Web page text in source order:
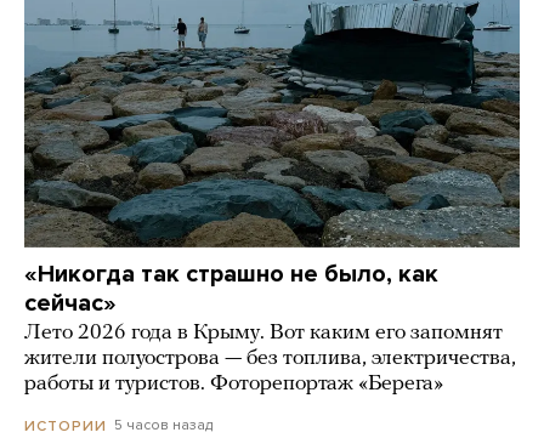
«Никогда так страшно не было, как
сейчас»
Лето 2026 года в Крыму. Вот каким его запомнят
жители полуострова — без топлива, электричества,
работы и туристов. Фоторепортаж «Берега»
ИСТОРИИ 5 часов назад